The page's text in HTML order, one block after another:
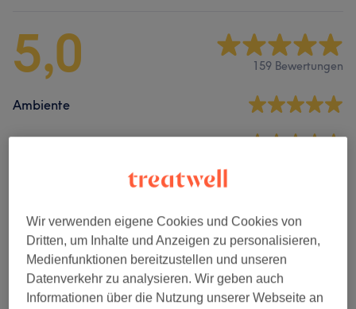
5,0 159 Bewertungen
Ambiente
Bewertungen filtern
Bewertung Nach Sternen filtern
Wir verwenden eigene Cookies und Cookies von
Dritten, um Inhalte und Anzeigen zu personalisieren,
Medienfunktionen bereitzustellen und unseren
Datenverkehr zu analysieren. Wir geben auch
Informationen über die Nutzung unserer Webseite an